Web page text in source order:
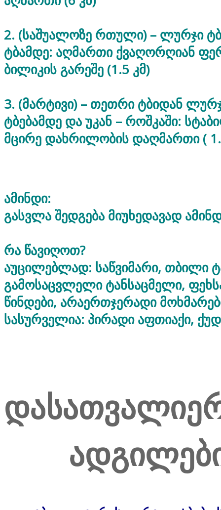
2. (საშუალოზე რთული) – ლურჯი
ტბამდე: აღმართი ქვაღორღიან
ბილიკის გარეშე (1.5 კმ)
3. (მარტივი) – თეთრი ტბიდან
ტბებამდე და უკან – როშკაში:
მცირე დახრილობის დაღმართი (
ამინდი:
გასვლა შედგება მიუხედავად
რა წავიღოთ?
აუცილებლად: საწვიმარი, თბილი
გამოსაცვლელი ტანსაცმელი,
წინდები, არაერთჯერადი
სასურველია: პირადი აფთიაქი,